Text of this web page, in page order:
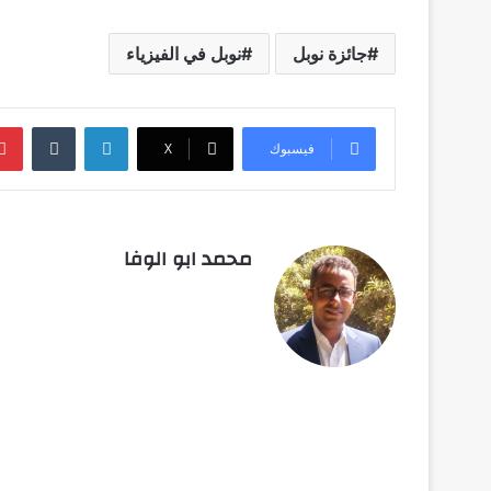
جائزة نوبل نوبل في الفيزياء
فيسبوك ‫X
لينكدإن
محمد ابو الوفا